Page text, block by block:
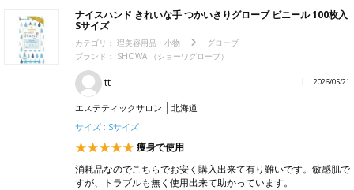
ナイスハンド きれいな手 つかいきりグローブ ビニール 100枚入
Sサイズ
カテゴリ： 理美容用品・小物
グローブ
ブランド： SHOWA （ショーワグローブ）
tt 2026/05/21
エステティックサロン
北海道
サイズ : Sサイズ
痩身で使用
消耗品なのでこちらでお安く購入出来て有り難いです。敏感肌で
すが、トラブルも無く使用出来て助かっています。